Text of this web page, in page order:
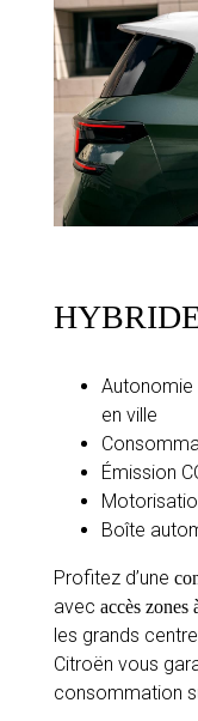
Autonomie
en ville
Émission
Boîte
Profitez d’une
avec accès zones
les grands
Citroën vous
consommation